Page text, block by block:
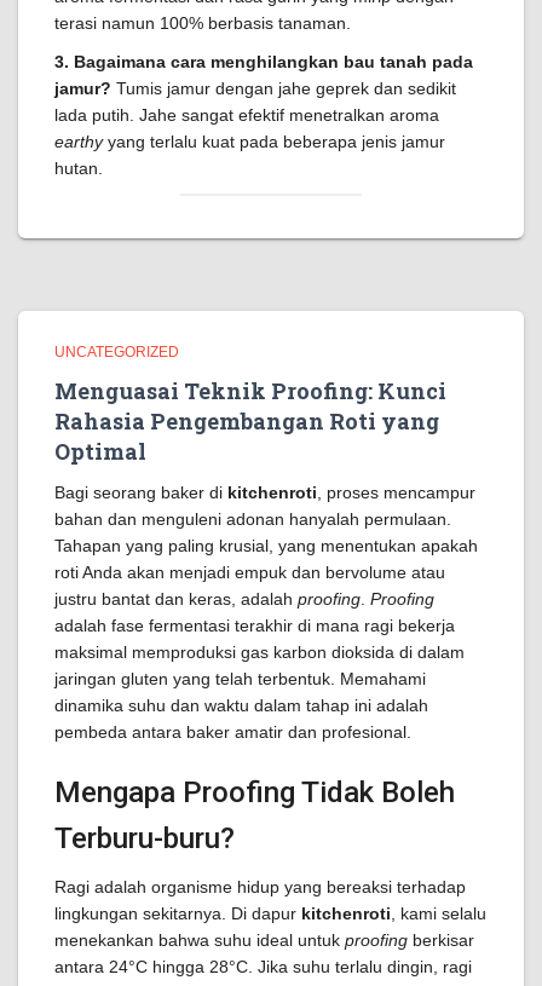
terasi namun 100% berbasis tanaman.
3. Bagaimana cara menghilangkan bau tanah pada
jamur? Tumis jamur dengan jahe geprek dan sedikit
lada putih. Jahe sangat efektif menetralkan aroma
earthyyang terlalu kuat pada beberapa jenis jamur
hutan.
UNCATEGORIZED
Menguasai Teknik Proofing: Kunci
Rahasia Pengembangan Roti yang
Optimal
Bagi seorang baker di kitchenroti , proses mencampur
bahan dan menguleni adonan hanyalah permulaan.
Tahapan yang paling krusial, yang menentukan apakah
roti Anda akan menjadi empuk dan bervolume atau
justru bantat dan keras, adalah proofing Proofing
adalah fase fermentasi terakhir di mana ragi bekerja
maksimal memproduksi gas karbon dioksida di dalam
jaringan gluten yang telah terbentuk. Memahami
dinamika suhu dan waktu dalam tahap ini adalah
pembeda antara baker amatir dan profesional.
Mengapa Proofing Tidak Boleh
Terburu-buru?
Ragi adalah organisme hidup yang bereaksi terhadap
lingkungan sekitarnya. Di dapur kitchenroti , kami selalu
menekankan bahwa suhu ideal untuk proofing berkisar
antara 24°C hingga 28°C. Jika suhu terlalu dingin, ragi